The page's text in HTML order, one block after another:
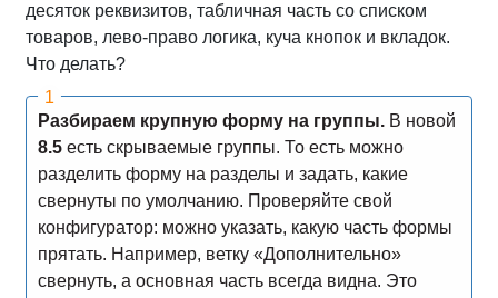
десяток реквизитов, табличная часть со списком
товаров, лево-право логика, куча кнопок и вкладок.
Что делать?
Разбираем крупную форму на группы.В новой
8.5есть скрываемые группы. То есть можно
разделить форму на разделы и задать, какие
свернуты по умолчанию. Проверяйте свой
конфигуратор: можно указать, какую часть формы
прятать. Например, ветку «Дополнительно»
свернуть, а основная часть всегда видна. Это